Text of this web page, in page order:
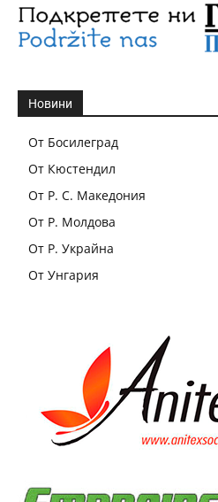
Новини
От Босилеград
От Кюстендил
От Р. С. Македония
От Р. Молдова
От Р. Украйна
От Унгария